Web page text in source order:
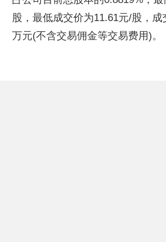
股，最低成交价为11.61元/股，
万元(不含交易佣金等交易费用)。